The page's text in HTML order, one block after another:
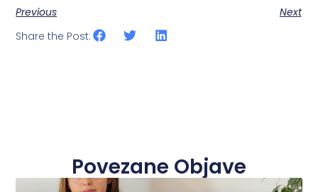
Previous
Next
Share the Post:
Povezane Objave